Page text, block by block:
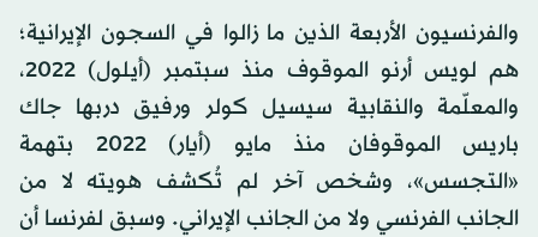
والفرنسيون الأربعة الذين ما زالوا في السجون الإيرانية؛
هم لويس أرنو الموقوف منذ سبتمبر (أيلول) 2022،
والمعلّمة والنقابية سيسيل كولر ورفيق دربها جاك
باريس الموقوفان منذ مايو (أيار) 2022 بتهمة
«التجسس»، وشخص آخر لم تُكشف هويته لا من
الجانب الفرنسي ولا من الجانب الإيراني. وسبق لفرنسا أن